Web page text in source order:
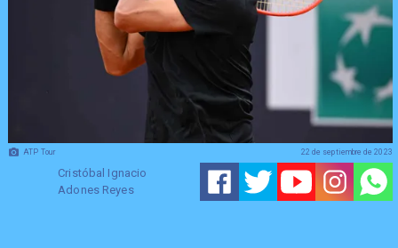
ATP Tour
Cristóbal Ignacio
Adones Reyes
22 de septiembre de 2023